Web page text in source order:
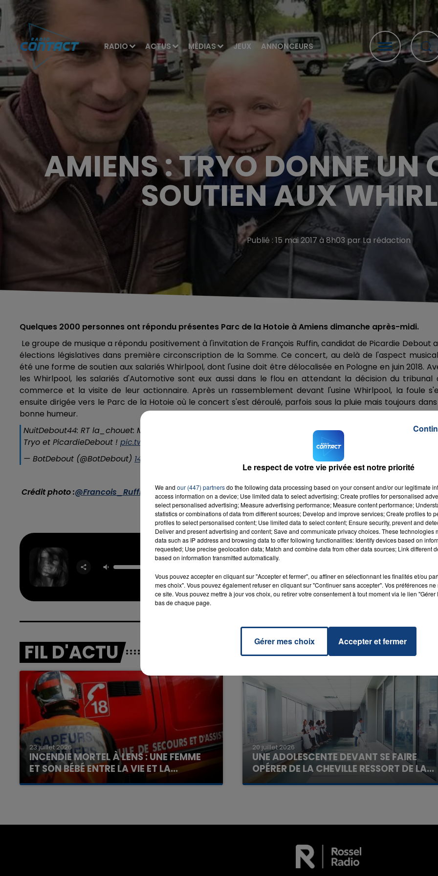
RADIO ACTUS MÉDIAS JEUX ANNONCEURS
LA TEAM DU WEEK-END LA TEAM DU WEEK-END
AMIENS : TRYO DONNE UN
SOUTIEN AUX
Publié : 15 mai 2017 à 8h03 par La rédaction
Quelques 2000 personnes ont répondu présentes Parc de la Hotoie à Amiens dimanche après-midi.
Le groupe de musique a répondu positivement à l'invitation de François Ruffin, candidat de Picardie Debout
élections législatives dans première circonscription de la Somme. Ce concert, au delà de l'aspect
été une forme de soutien aux salariés Whirlpool, dont l'usine doit être délocalisée en Pologne en juin 2018.
les Whirlpool, les salariés d'Automotive sont eux aussi dans le flou en attendant la décision du tribunal
commerce et la visite de leur actionnaire. Après un rassemblement devant l'usine Whirlpool, la foule
ensuite dirigée vers le Parc de la Hotoie où le concert s'est déroulé, parfois sous la pluie mais toujours
bonne humeur.
NuitDebout44: RT la_chouet: Même sous la pluie à Amiens on résiste!
Tryo et PicardieDebout ! pic.twitter.com/I08z0IsjUA
— BotDebout (@BotDebout) 14 mai 2017
Crédit photo :@Francois_Ruffin
Hate That I
Made You Love
ARIANA
GRANDE
RADIO CONTACT
FIL D'ACTU
23 juillet 2026
INCENDIE MORTEL À LENS : UNE FEMME
ET SON BÉBÉ ENTRE LA VIE ET LA...
Un homme s'est immolé par le feu après avoir
20 juillet 2026
UNE ADOLESCENTE DEVANT SE FAIRE
OPÉRER DE LA CHEVILLE RESSORT DE LA...
La famille a porté plainte contre la clinique qui a
7h00 - 12h00
La Team du Week-end
16h00 - 20h00
La Team du Week-end
Le respect de votre vie privée est notre priorité
We and our (447) partnersdo the following data processing based on your consent and/or our legitimate
access information on a device; Use limited data to select advertising; Create profiles for personalised
select personalised advertising; Measure advertising performance; Measure content performance;
statistics or combinations of data from different sources; Develop and improve services; Create profiles to
profiles to select personalised content; Use limited data to select content; Ensure security, prevent and
Deliver and present advertising and content; Save and communicate privacy choices. These technologies
data such as IP address and browsing data to offer following functionalities: Identify devices based on
requested; Use precise geolocation data; Match and combine data from other data sources; Link different
based on information transmitted automatically.
Vous pouvez accepter en cliquant sur "Accepter et fermer", ou affiner en sélectionnant les finalités et/ou
mes choix". Vous pouvez également refuser en cliquant sur "Continuer sans accepter". Vos préférences
ce site. Vous pouvez mettre à jour vos choix, ou retirer votre consentement à tout moment via le lien
bas de chaque page.
Gérer mes choix Accepter et fermer